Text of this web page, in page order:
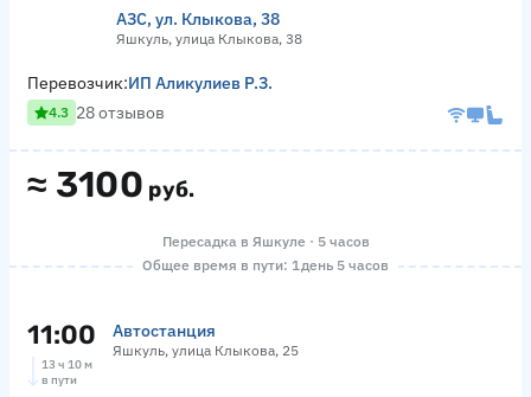
АЗС, ул. Клыкова, 38
Яшкуль, улица Клыкова, 38
≈ 3100 руб.
Перевозчик:ИП Аликулиев Р.З.
4.3 28 отзывов
Пересадка в Яшкуле · 5 часов
Общее время в пути: 1 день 5 часов
11:00 Автостанция
Яшкуль, улица Клыкова, 25
13 ч 10 м
в пути